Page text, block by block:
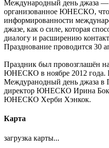
Междунаро́дный день джа́за —
организованное ЮНЕСКО,
информированности
джазе, как о силе, которая
диалогу и расширению
Празднование проводится 30
Праздник был провозглашён
ЮНЕСКО в ноябре 2012 года.
Междуранодный день джаза в
директор ЮНЕСКО Ирина
ЮНЕСКО Херби Хэнкок.
Карта
загрузка карты...